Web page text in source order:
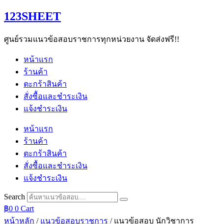
Skip
to
123SHEET
ศูนย์รวมแนวข้อสอบราชการทุกหน่วยงาน จัดส่งฟรี!!
หน้าแรก
ร้านค้า
ตะกร้าสินค้า
สั่งซื้อและชำระเงิน
แจ้งชำระเงิน
หน้าแรก
ร้านค้า
ตะกร้าสินค้า
สั่งซื้อและชำระเงิน
แจ้งชำระเงิน
Search
฿0 0 Cart
หน้าหลัก / แนวข้อสอบราชการ / แนวข้อสอบ นักวิชาการ